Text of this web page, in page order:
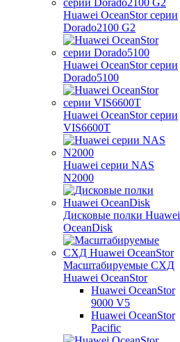
Huawei OceanStor серии
Dorado2100 G2
Huawei OceanStor серии
Dorado5100
Huawei OceanStor серии
VIS6600T
Huawei серии NAS
N2000
Дисковые полки Huawei
OceanDisk
Масштабируемые СХД
Huawei OceanStor
Huawei OceanStor
9000 V5
Huawei OceanStor
Pacific